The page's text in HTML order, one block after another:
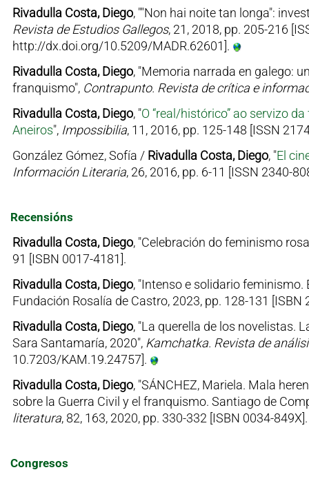
Rivadulla Costa, Diego, ""Non hai noite tan longa":
Revista de Estudios Gallegos, 21, 2018, pp. 205-216
http://dx.doi.org/10.5209/MADR.62601].
Rivadulla Costa, Diego, "Memoria narrada en galego:
franquismo", Contrapunto. Revista de crítica e
Rivadulla Costa, Diego, "O “real/histórico” ao servizo
Aneiros", Impossibilia, 11, 2016, pp. 125-148 [ISSN
González Gómez, Sofía / Rivadulla Costa, Diego, "El
Información Literaria, 26, 2016, pp. 6-11 [ISSN 2340-
Recensións
Rivadulla Costa, Diego, "Celebración do feminismo
91 [ISBN 0017-4181].
Rivadulla Costa, Diego, "Intenso e solidario
Fundación Rosalía de Castro, 2023, pp. 128-131 [ISBN
Rivadulla Costa, Diego, "La querella de los novelistas.
Sara Santamaría, 2020", Kamchatka. Revista de
10.7203/KAM.19.24757].
Rivadulla Costa, Diego, "SÁNCHEZ, Mariela. Mala
sobre la Guerra Civil y el franquismo. Santiago de
literatura, 82, 163, 2020, pp. 330-332 [ISBN 0034-
Congresos